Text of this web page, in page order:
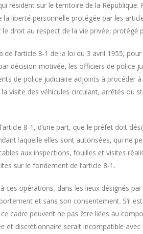
résident sur le territoire de la
la liberté personnelle protégée par les
droit au respect de la vie privée, protégé
l’article 8-1 de la loi du 3 avril 1955,
décision motivée, les officiers de police
de police judiciaire adjoints à procéder
la visite des véhicules circulant, arrêtés ou
8-1, d’une part, que le préfet doit
laquelle elles sont autorisées, qui ne
aux inspections, fouilles et visites
sur le fondement de l’article 8-1.
ces opérations, dans les lieux désignés
et sans son consentement. S’il
cadre peuvent ne pas être liées au
et discrétionnaire serait incompatible